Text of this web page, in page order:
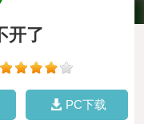
开了
PC下载